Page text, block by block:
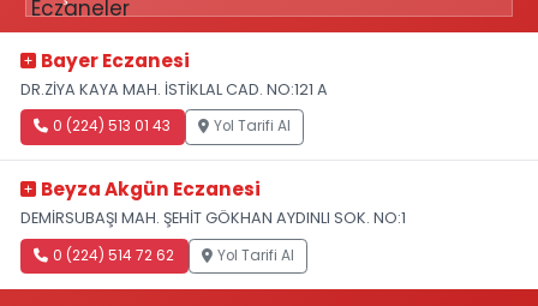
Bayer Eczanesi
DR.ZİYA KAYA MAH. İSTİKLAL CAD. NO:121 A
0 (224) 513 01 43 Yol Tarifi Al
Beyza Akgün Eczanesi
DEMİRSUBAŞI MAH. ŞEHİT GÖKHAN AYDINLI SOK. NO:1
0 (224) 514 72 62 Yol Tarifi Al